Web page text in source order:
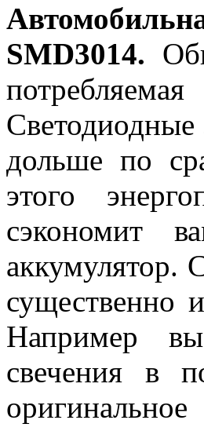
SMD3014.
Светодиодные
дольше по
этого
сэкономит
существенно
Например
свечения в